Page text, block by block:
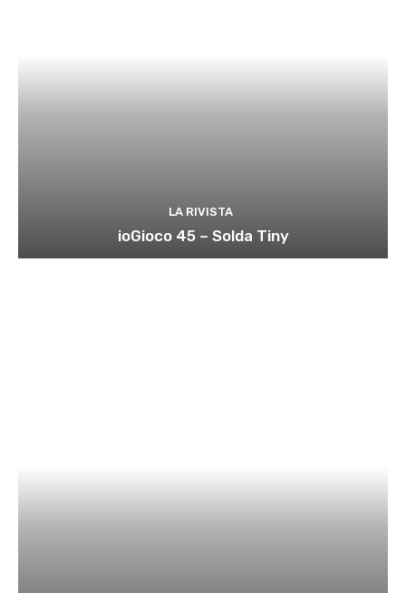
LA RIVISTA
ioGioco 45 – Solda Tiny